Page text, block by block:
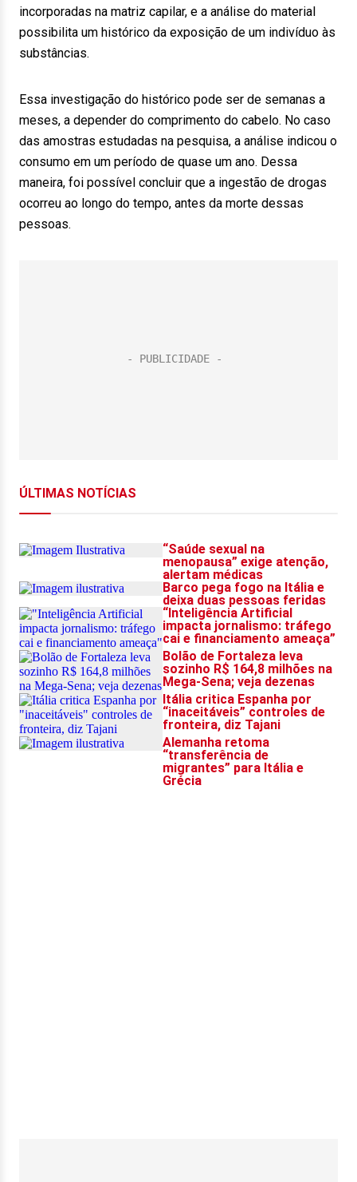
incorporadas na matriz capilar, e a análise do material
possibilita um histórico da exposição de um indivíduo às
substâncias.
Essa investigação do histórico pode ser de semanas a
meses, a depender do comprimento do cabelo. No caso
das amostras estudadas na pesquisa, a análise indicou o
consumo em um período de quase um ano. Dessa
maneira, foi possível concluir que a ingestão de drogas
ocorreu ao longo do tempo, antes da morte dessas
pessoas.